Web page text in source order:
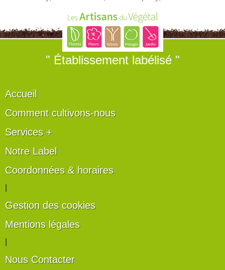
" Établissement labélisé "
Accueil
Comment cultivons-nous
Services +
Notre Label
Coordonnées & horaires
Gestion des cookies
Mentions légales
Nous Contacter